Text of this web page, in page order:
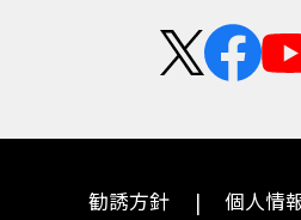
BALIUSⅡ
BANDIT 1250F
BANDIT1250F
BEETフルエキ
BEETマ
ハーレーダビッドソン
ドゥカティ
モ
中途採用・アルバイト
勧誘方針 個人情